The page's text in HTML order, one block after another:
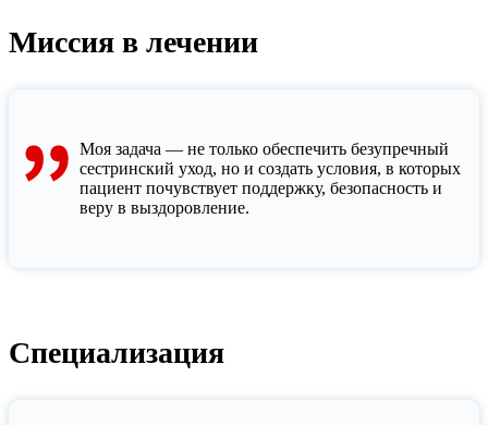
Миссия в лечении
Моя задача — не только обеспечить безупречный
сестринский уход, но и создать условия, в которых
пациент почувствует поддержку, безопасность и
веру в выздоровление.
Специализация